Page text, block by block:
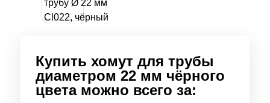
Купить хомут для трубы
диаметром 22 мм чёрного
цвета можно всего за: